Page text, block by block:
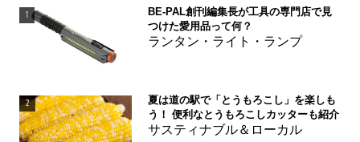
1
BE-PAL創刊編集長が工具の専門店で見
つけた愛用品って何？
ランタン・ライト・ランプ
2
夏は道の駅で「とうもろこし」を楽しも
う！ 便利なとうもろこしカッターも紹介
サスティナブル＆ローカル